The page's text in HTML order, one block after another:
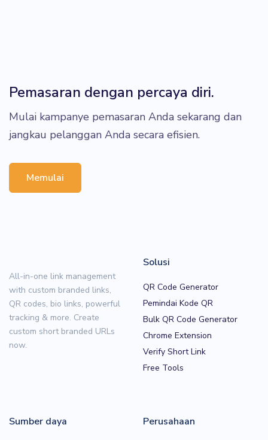
Pemasaran dengan percaya diri.
Mulai kampanye pemasaran Anda sekarang dan
jangkau pelanggan Anda secara efisien.
Memulai
All-in-one link management
with custom branded links,
QR codes, bio links, powerful
tracking & more. Create
custom short branded URLs
now.
Solusi
QR Code Generator
Pemindai Kode QR
Bulk QR Code Generator
Chrome Extension
Verify Short Link
Free Tools
Sumber daya Perusahaan